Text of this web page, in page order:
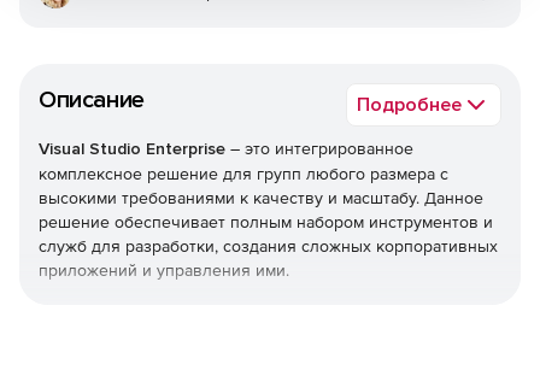
Описание Подробнее
Visual Studio Enterprise – это интегрированное
комплексное решение для групп любого размера с
высокими требованиями к качеству и масштабу. Данное
решение обеспечивает полным набором инструментов и
служб для разработки, создания сложных корпоративных
приложений и управления ими.